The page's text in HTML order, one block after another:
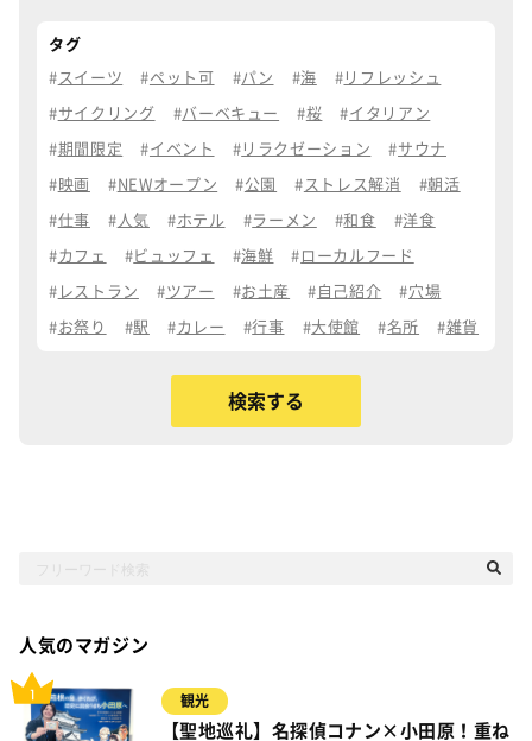
タグ
スイーツ ペット可 パン 海 リフレッシュ
サイクリング バーベキュー 桜 イタリアン
期間限定 イベント リラクゼーション サウナ
映画 NEWオープン 公園 ストレス解消 朝活
仕事 人気 ホテル ラーメン 和食 洋食
カフェ ビュッフェ 海鮮 ローカルフード
レストラン ツアー お土産 自己紹介 穴場
お祭り 駅 カレー 行事 大使館 名所 雑貨
人気のマガジン
観光
【聖地巡礼】名探偵コナン×小田原！重ね